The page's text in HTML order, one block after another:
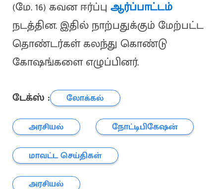
(மே. 16) கவன ஈர்ப்பு ஆர்ப்பாட்டம்
நடத்தின. இதில் நாற்பதுக்கும் மேற்பட்ட
தொண்டர்கள் கலந்து கொண்டு
கோஷங்களை எழுப்பினர்.
டேக்ஸ் :
லோக்கல்
அரசியல்
நோட்டிபிகேஷன்
மாவட்ட செய்திகள்
அரசியல்